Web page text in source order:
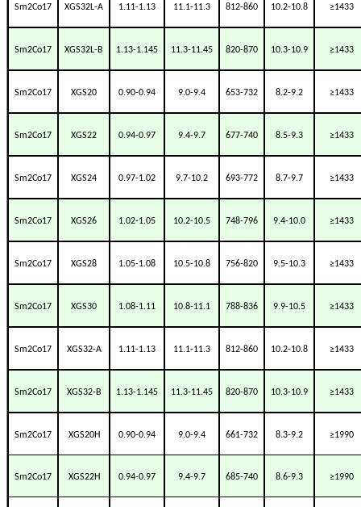
Sm2Co17 XGS32L-A 1.11-1.13 11.1-11.3 812-860 10.2-10.8 ≥1433
Sm2Co17 XGS32L-B 1.13-1.145 11.3-11.45 820-870 10.3-10.9 ≥1433
Sm2Co17 XGS20 0.90-0.94 9.0-9.4 653-732 8.2-9.2 ≥1433
Sm2Co17 XGS22 0.94-0.97 9.4-9.7 677-740 8.5-9.3 ≥1433
Sm2Co17 XGS24 0.97-1.02 9.7-10.2 693-772 8.7-9.7 ≥1433
Sm2Co17 XGS26 1.02-1.05 10.2-10.5 748-796 9.4-10.0 ≥1433
Sm2Co17 XGS28 1.05-1.08 10.5-10.8 756-820 9.5-10.3 ≥1433
Sm2Co17 XGS30 1.08-1.11 10.8-11.1 788-836 9.9-10.5 ≥1433
Sm2Co17 XGS32-A 1.11-1.13 11.1-11.3 812-860 10.2-10.8 ≥1433
Sm2Co17 XGS32-B 1.13-1.145 11.3-11.45 820-870 10.3-10.9 ≥1433
Sm2Co17 XGS20H 0.90-0.94 9.0-9.4 661-732 8.3-9.2 ≥1990
Sm2Co17 XGS22H 0.94-0.97 9.4-9.7 685-740 8.6-9.3 ≥1990